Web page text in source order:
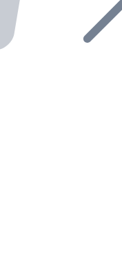
API nel tuo ecosistema.
rete di rivenditori e
del tuo progetto al